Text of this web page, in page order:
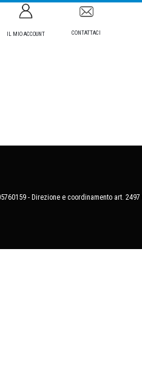
IL MIO ACCOUNT CONTATTACI
- Direzione e coordinamento art. 2497